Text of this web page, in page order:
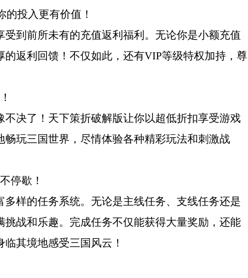
投入更有价值！
到前所未有的充值返利福利。无论你是小额充值
的返利回馈！不仅如此，还有VIP等级特权加持，尊
不决了！天下策折破解版让你以超低折扣享受游戏
畅玩三国世界，尽情体验各种精彩玩法和刺激战
停歇！
多样的任务系统。无论是主线任务、支线任务还是
挑战和乐趣。完成任务不仅能获得大量奖励，还能
其境地感受三国风云！
崩坏星穹铁道最初和最终的自由成就怎么获得 云顶之弈s7龙之秘宝机制介绍